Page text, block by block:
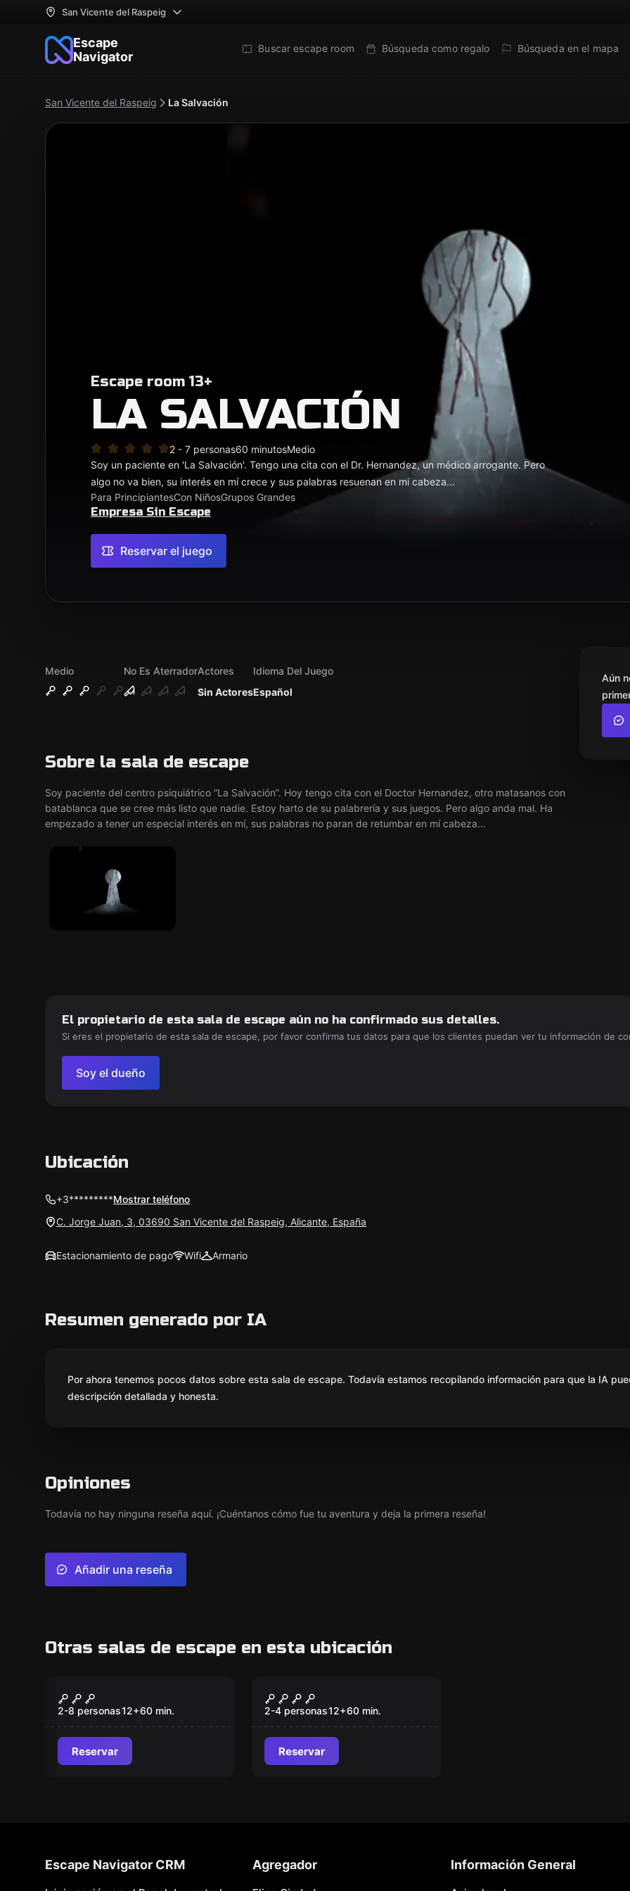
San Vicente del Raspeig
Escape
Navigator
Buscar escape room Búsqueda como regalo Búsqueda en el mapa
San Vicente del Raspeig La Salvación
Escape room 13+
LA SALVACIÓN
2 - 7 personas60 minutosMedio
Soy un paciente en 'La Salvación'. Tengo una cita con el Dr. Hernandez, un médico arrogante. Pero
algo no va bien, su interés en mí crece y sus palabras resuenan en mi cabeza...
Para PrincipiantesCon NiñosGrupos Grandes
Empresa Sin Escape
Reservar el juego
Medio
No Es Aterrador
Sin Actores
Actores
Español
Idioma Del Juego
Sobre la sala de escape
Soy paciente del centro psiquiátrico “La Salvación”. Hoy tengo cita con el Doctor Hernandez, otro matasanos con
batablanca que se cree más listo que nadie. Estoy harto de su palabrería y sus juegos. Pero algo anda mal. Ha
empezado a tener un especial interés en mí, sus palabras no paran de retumbar en mí cabeza…
Aún
El propietario de esta sala de escape aún no ha confirmado sus detalles.
Si eres el propietario de esta sala de escape, por favor confirma tus datos para que los clientes puedan ver tu información de
Soy el dueño
Ubicación
+3*********Mostrar teléfono
C. Jorge Juan, 3, 03690 San Vicente del Raspeig, Alicante, España
Estacionamiento de pago Wifi Armario
Resumen generado por IA
Por ahora tenemos pocos datos sobre esta sala de escape. Todavía estamos recopilando información para que la IA
descripción detallada y honesta.
Opiniones
Todavía no hay ninguna reseña aquí. ¡Cuéntanos cómo fue tu aventura y deja la primera reseña!
Añadir una reseña
Otras salas de escape en esta ubicación
Nuevo
Sinescape: La
Salvación
2-8 personas12+60 min.
Reservar
Nuevo
Pandora
2-4 personas12+60 min.
Reservar
Escape Navigator CRM Agregador Información General